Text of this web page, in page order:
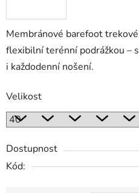
Membránové barefoot
flexibilní terénní podrážkou –
i každodenní nošení.
Velikost
Dostupnost
Kód: